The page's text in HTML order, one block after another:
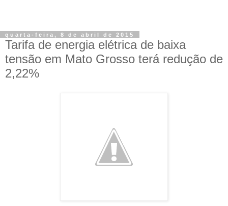
quarta-feira, 8 de abril de 2015
Tarifa de energia elétrica de baixa
tensão em Mato Grosso terá redução de
2,22%